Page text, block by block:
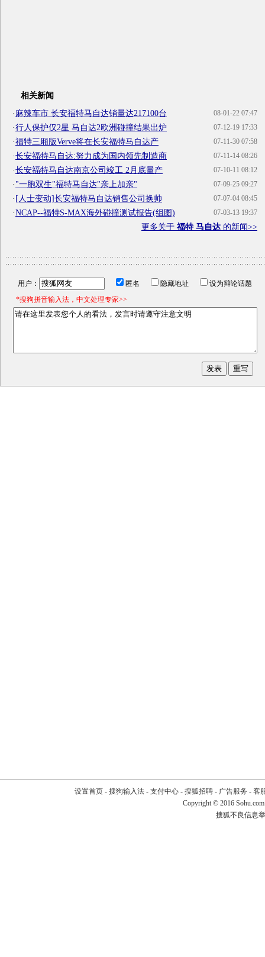
相关新闻
08-01-22 07:47
·麻辣车市 长安福特马自达销量达217100台
07-12-19 17:33
·行人保护仅2星 马自达2欧洲碰撞结果出炉
07-11-30 07:58
·福特三厢版Verve将在长安福特马自达产
07-11-14 08:26
·长安福特马自达:努力成为国内领先制造商
07-10-11 08:12
·长安福特马自达南京公司竣工 2月底量产
07-09-25 09:27
·"一胞双生"福特马自达"亲上加亲"
07-07-04 08:45
·[人士变动]长安福特马自达销售公司换帅
07-03-13 19:37
·NCAP--福特S-MAX海外碰撞测试报告(组图)
更多关于 福特 马自达 的新闻>>
用户： 匿名 隐藏地址
设为辩论话题
*搜狗拼音输入法，中文处理专家>>
设置首页- 搜狗输入法- 支付中心- 搜狐招聘- 广告服务 - 客
Copyright © 2016
搜狐不良信息